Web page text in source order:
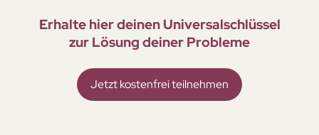
Erhalte hier deinen Universal­schlüssel
zur Lösung deiner Probleme
Jetzt kostenfrei teilnehmen